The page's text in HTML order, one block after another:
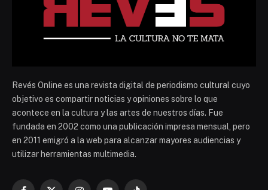
Revés Online es una revista digital de periodismo cultural cuyo
objetivo es compartir noticias y opiniones sobre lo que
acontece en la cultura y las artes de nuestros días. Fue
fundada en 2002 como una publicación impresa mensual, pero
en 2011 emigró a la web para alcanzar mayores audiencias y
utilizar herramientas multimedia.